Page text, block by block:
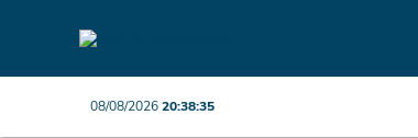
08/08/202620:38:35